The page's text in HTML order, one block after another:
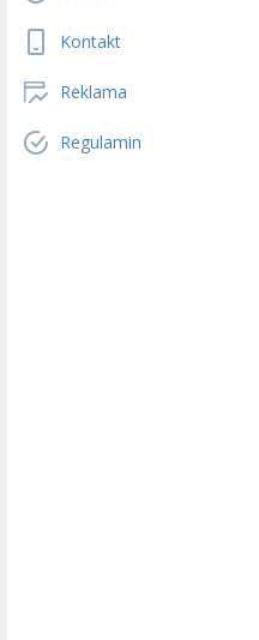
Kontakt
Reklama
Regulamin